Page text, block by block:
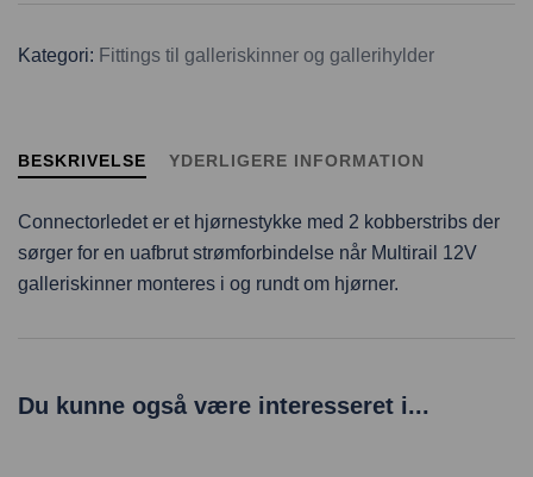
Kategori: Fittings til galleriskinner og gallerihylder
BESKRIVELSE YDERLIGERE INFORMATION
Connectorledet er et hjørnestykke med 2 kobberstribs der
sørger for en uafbrut strømforbindelse når Multirail 12V
galleriskinner monteres i og rundt om hjørner.
Du kunne også være interesseret i...